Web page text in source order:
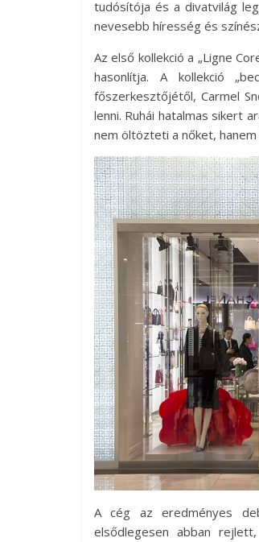
tudósítója és a divatvilág
nevesebb híresség és
Az első kollekció a „Ligne
hasonlítja. A kollekció
főszerkesztőjétől, Carmel
lenni. Ruhái hatalmas sikert
nem öltözteti a nőket, hanem
A cég az eredményes
elsődlegesen abban